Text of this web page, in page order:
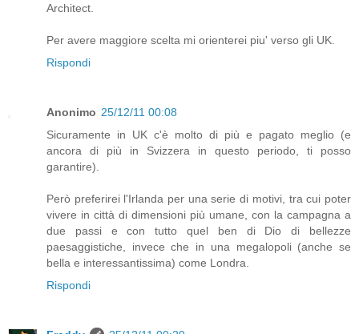
Architect.
Per avere maggiore scelta mi orienterei piu' verso gli UK.
Rispondi
Anonimo 25/12/11 00:08
Sicuramente in UK c'è molto di più e pagato meglio (e
ancora di più in Svizzera in questo periodo, ti posso
garantire).
Però preferirei l'Irlanda per una serie di motivi, tra cui poter
vivere in città di dimensioni più umane, con la campagna a
due passi e con tutto quel ben di Dio di bellezze
paesaggistiche, invece che in una megalopoli (anche se
bella e interessantissima) come Londra.
Rispondi